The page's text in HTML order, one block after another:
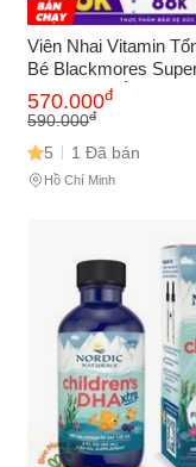
Viên Nhai Vitamin
Bé Blackmores
Chewables ÚC 60
570.000đ
590.000đ
5 1 Đã bán
Hồ Chí Minh